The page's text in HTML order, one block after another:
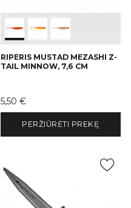
RIPERIS MUSTAD MEZASHI Z-
TAIL MINNOW, 7,6 CM
Kaina
5,50 €
PERŽIŪRĖTI PREKĘ